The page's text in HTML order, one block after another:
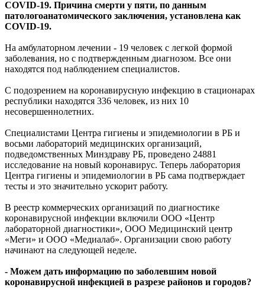
COVID-19. Причина смерти у пяти, по данным
патологоанатомического заключения, установлена как
COVID-19.
На амбулаторном лечении - 19 человек с легкой формой
заболевания, но с подтвержденным диагнозом. Все они
находятся под наблюдением специалистов.
С подозрением на коронавирусную инфекцию в стационарах
республики находятся 336 человек, из них 10
несовершеннолетних.
Специалистами Центра гигиены и эпидемиологии в РБ и
восьми лабораторий медицинских организаций,
подведомственных Минздраву РБ, проведено 24881
исследование на новый коронавирус. Теперь лаборатория
Центра гигиены и эпидемиологии в РБ сама подтверждает
тесты и это значительно ускорит работу.
В реестр коммерческих организаций по диагностике
коронавирусной инфекции включили ООО «Центр
лабораторной диагностики», ООО Медицинский центр
«Меги» и ООО «Медиалаб». Организации свою работу
начинают на следующей неделе.
- Можем дать информацию по заболевшим новой
коронавирусной инфекцией в разрезе районов и городов?